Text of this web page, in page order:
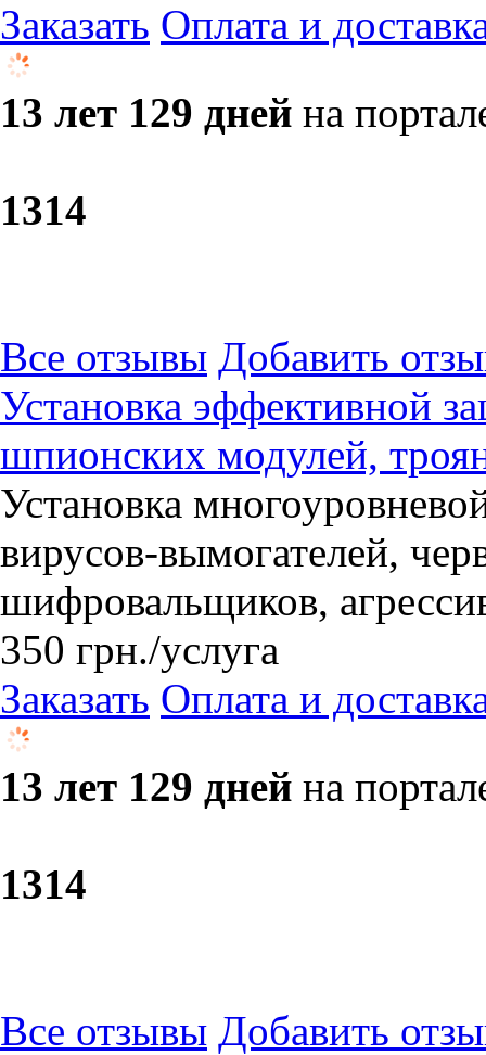
Заказать Оплата и
13 лет 129 дней на
1314
Все отзывы Добавить
Установка эффективной
шпионских модулей,
Установка
вирусов-вымогателей,
шифровальщиков,
350 грн./услуга
Заказать Оплата и
13 лет 129 дней на
1314
Все отзывы Добавить